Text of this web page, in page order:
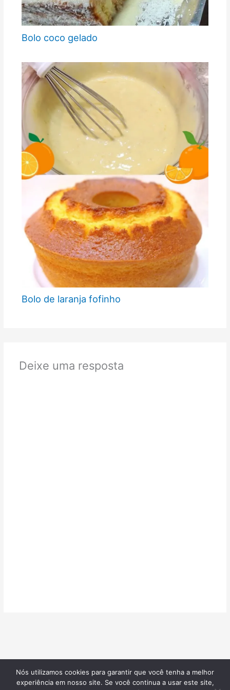
Bolo coco gelado
Bolo de laranja fofinho
Deixe uma resposta
Confeitarias de Sucesso
| Todos os direitos reservados |
Nós utilizamos cookies para garantir que você tenha a melhor
experiência em nosso site. Se você continua a usar este site,